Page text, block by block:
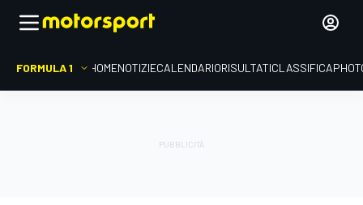
FORMULA 1 HOMENOTIZIECALENDARIORISULTATICLASSIFICA